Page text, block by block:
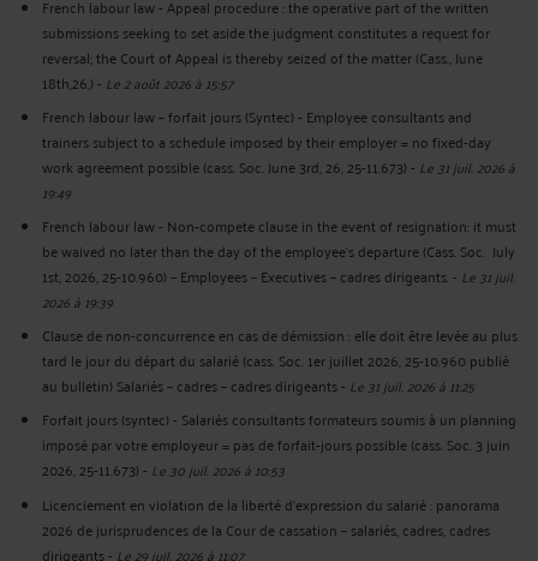
French labour law - Appeal procedure : the operative part of the written
submissions seeking to set aside the judgment constitutes a request for
reversal; the Court of Appeal is thereby seized of the matter (Cass., June
18th,26,)- Le 2 août 2026 à 15:57
French labour law – forfait jours (Syntec) - Employee consultants and
trainers subject to a schedule imposed by their employer = no fixed-day
work agreement possible (cass. Soc. June 3rd, 26, 25-11.673)- Le 31 juil. 2026 à
19:49
French labour law - Non-compete clause in the event of resignation: it must
be waived no later than the day of the employee's departure (Cass. Soc. July
1st, 2026, 25-10.960) – Employees – Executives – cadres dirigeants.- Le 31 juil.
2026 à 19:39
Clause de non-concurrence en cas de démission : elle doit être levée au plus
tard le jour du départ du salarié (cass. Soc. 1er juillet 2026, 25-10.960 publié
au bulletin) Salariés – cadres – cadres dirigeants- Le 31 juil. 2026 à 11:25
Forfait jours (syntec) - Salariés consultants formateurs soumis à un planning
imposé par votre employeur = pas de forfait-jours possible (cass. Soc. 3 juin
2026, 25-11.673)- Le 30 juil. 2026 à 10:53
Licenciement en violation de la liberté d’expression du salarié : panorama
2026 de jurisprudences de la Cour de cassation – salariés, cadres, cadres
dirigeants- Le 29 juil. 2026 à 11:07